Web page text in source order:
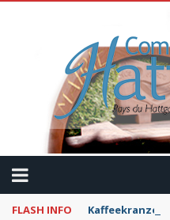
FLASH INFO Kaffeekranzel